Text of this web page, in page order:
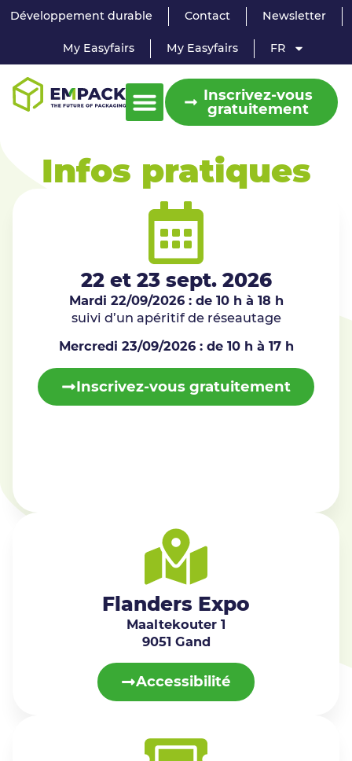
Développement durable Contact Newsletter
My Easyfairs My Easyfairs FR
Inscrivez-vous
gratuitement
Infos pratiques
22 et 23 sept. 2026
Mardi 22/09/2026 : de 10 h à 18 h
suivi d’un apéritif de réseautage
Mercredi 23/09/2026 : de 10 h à 17 h
Inscrivez-vous gratuitement
Flanders Expo
Maaltekouter 1
9051 Gand
Accessibilité